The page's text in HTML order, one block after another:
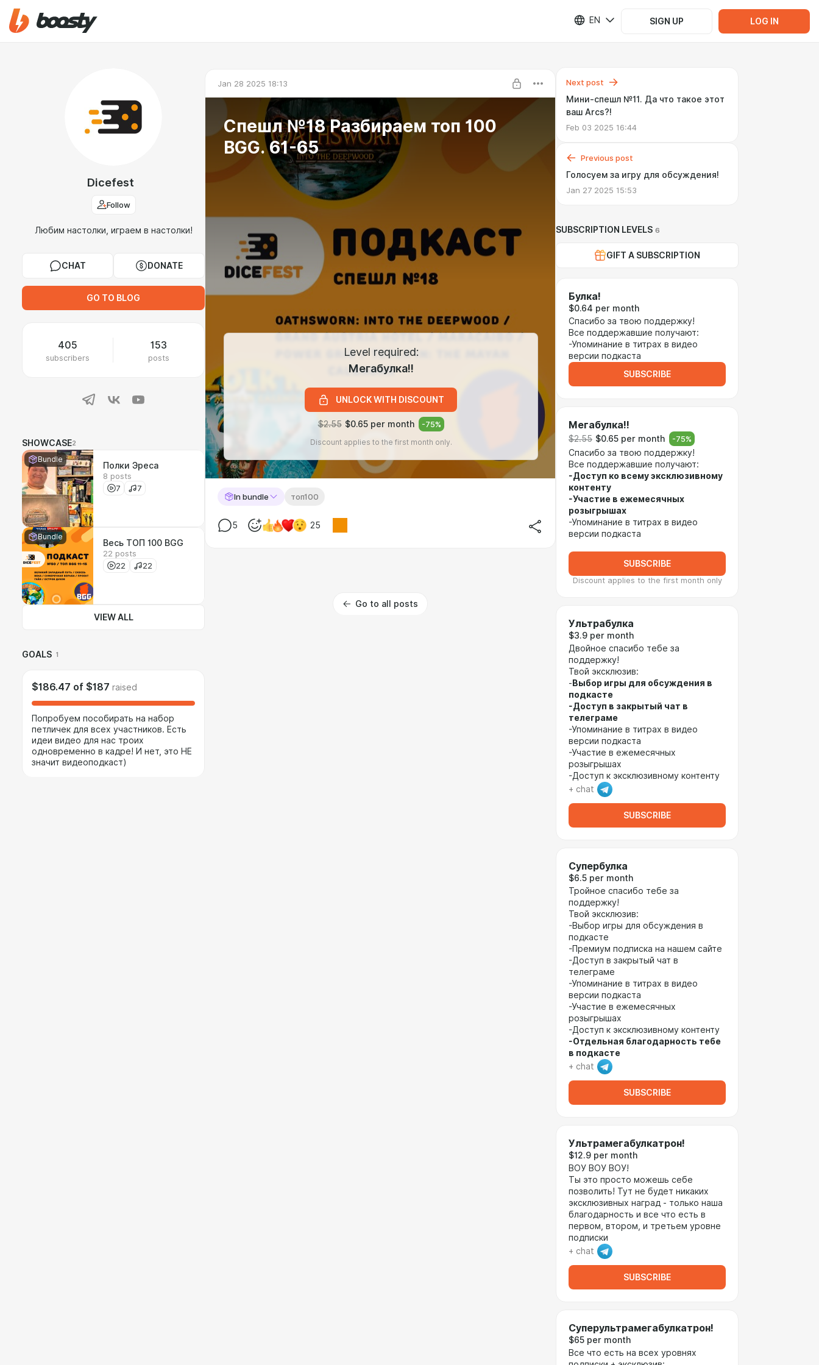
EN SIGN UP LOG IN
Dicefest
Follow
Любим настолки, играем в настолки!
CHAT DONATE
GO TO BLOG
405
subscribers
153
posts
SHOWCASE2
Bundle
Полки Эреса
8 posts
7
7
Bundle
Весь ТОП 100 BGG
22 posts
22
22
VIEW ALL
GOALS 1
$186.47 of $187 raised
Попробуем пособирать на набор
петличек для всех участников. Есть
идеи видео для нас троих
одновременно в кадре! И нет, это НЕ
значит видеоподкаст)
Jan 28 2025 18:13
Спешл №18 Разбираем топ 100
BGG. 61-65
Level required:
Мегабулка!!
UNLOCK WITH DISCOUNT
$2.55 $0.65 per month -75%
Discount applies to the first month only.
In bundle топ100
5 25
Go to all posts
Next post
Мини-спешл №11. Да что такое этот
ваш Arcs?!
Feb 03 2025 16:44
Previous post
Голосуем за игру для обсуждения!
Jan 27 2025 15:53
SUBSCRIPTION LEVELS 6
GIFT A SUBSCRIPTION
Булка!
$0.64 per month
Спасибо за твою поддержку!
Все поддержавшие получают:
-Упоминание в титрах в видео
версии подкаста
SUBSCRIBE
Мегабулка!!
$2.55 $0.65 per month -75%
Спасибо за твою поддержку!
Все поддержавшие получают:
-Доступ ко всему эксклюзивному
контенту
-Участие в ежемесячных
розыгрышах
-Упоминание в титрах в видео
версии подкаста
SUBSCRIBE
Discount applies to the first month only
Ультрабулка
$3.9 per month
Двойное спасибо тебе за
поддержку!
Твой эксклюзив:
- Выбор игры для обсуждения в
подкасте
-Доступ в закрытый чат в
телеграме
-Упоминание в титрах в видео
версии подкаста
-Участие в ежемесячных
розыгрышах
-Доступ к эксклюзивному контенту
+ chat
SUBSCRIBE
Супербулка
$6.5 per month
Тройное спасибо тебе за
поддержку!
Твой эксклюзив:
-Выбор игры для обсуждения в
подкасте
-Премиум подписка на нашем сайте
-Доступ в закрытый чат в
телеграме
-Упоминание в титрах в видео
версии подкаста
-Участие в ежемесячных
розыгрышах
-Доступ к эксклюзивному контенту
-Отдельная благодарность тебе
в подкасте
+ chat
SUBSCRIBE
Ультрамегабулкатрон!
$12.9 per month
ВОУ ВОУ ВОУ!
Ты это просто можешь себе
позволить! Тут не будет никаких
эксклюзивных наград - только наша
благодарность и все что есть в
первом, втором, и третьем уровне
подписки
+ chat
SUBSCRIBE
Суперультрамегабулкатрон!
$65 per month
Все что есть на всех уровнях